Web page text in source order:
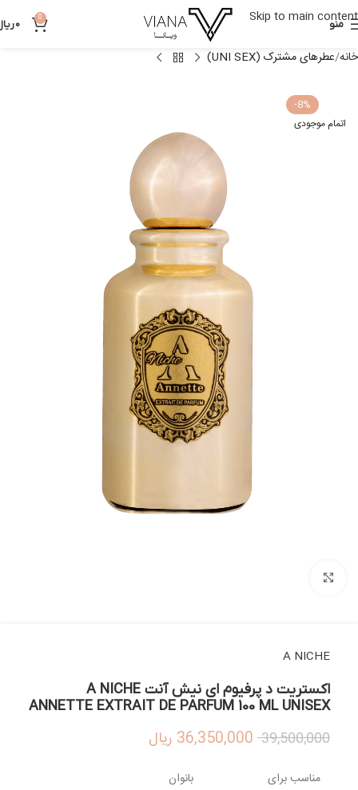
Skip to main content
منو 0
0
خانه عطرهای مشترک (UNI SEX)
-8%
اتمام موجودی
A NICHE
اکستریت د پرفیوم ای نیش آنت A NICHE
ANNETTE EXTRAIT DE PARFUM 100 ML UNISEX
39,500,000
36,350,000 ریال
مناسب برای بانوان